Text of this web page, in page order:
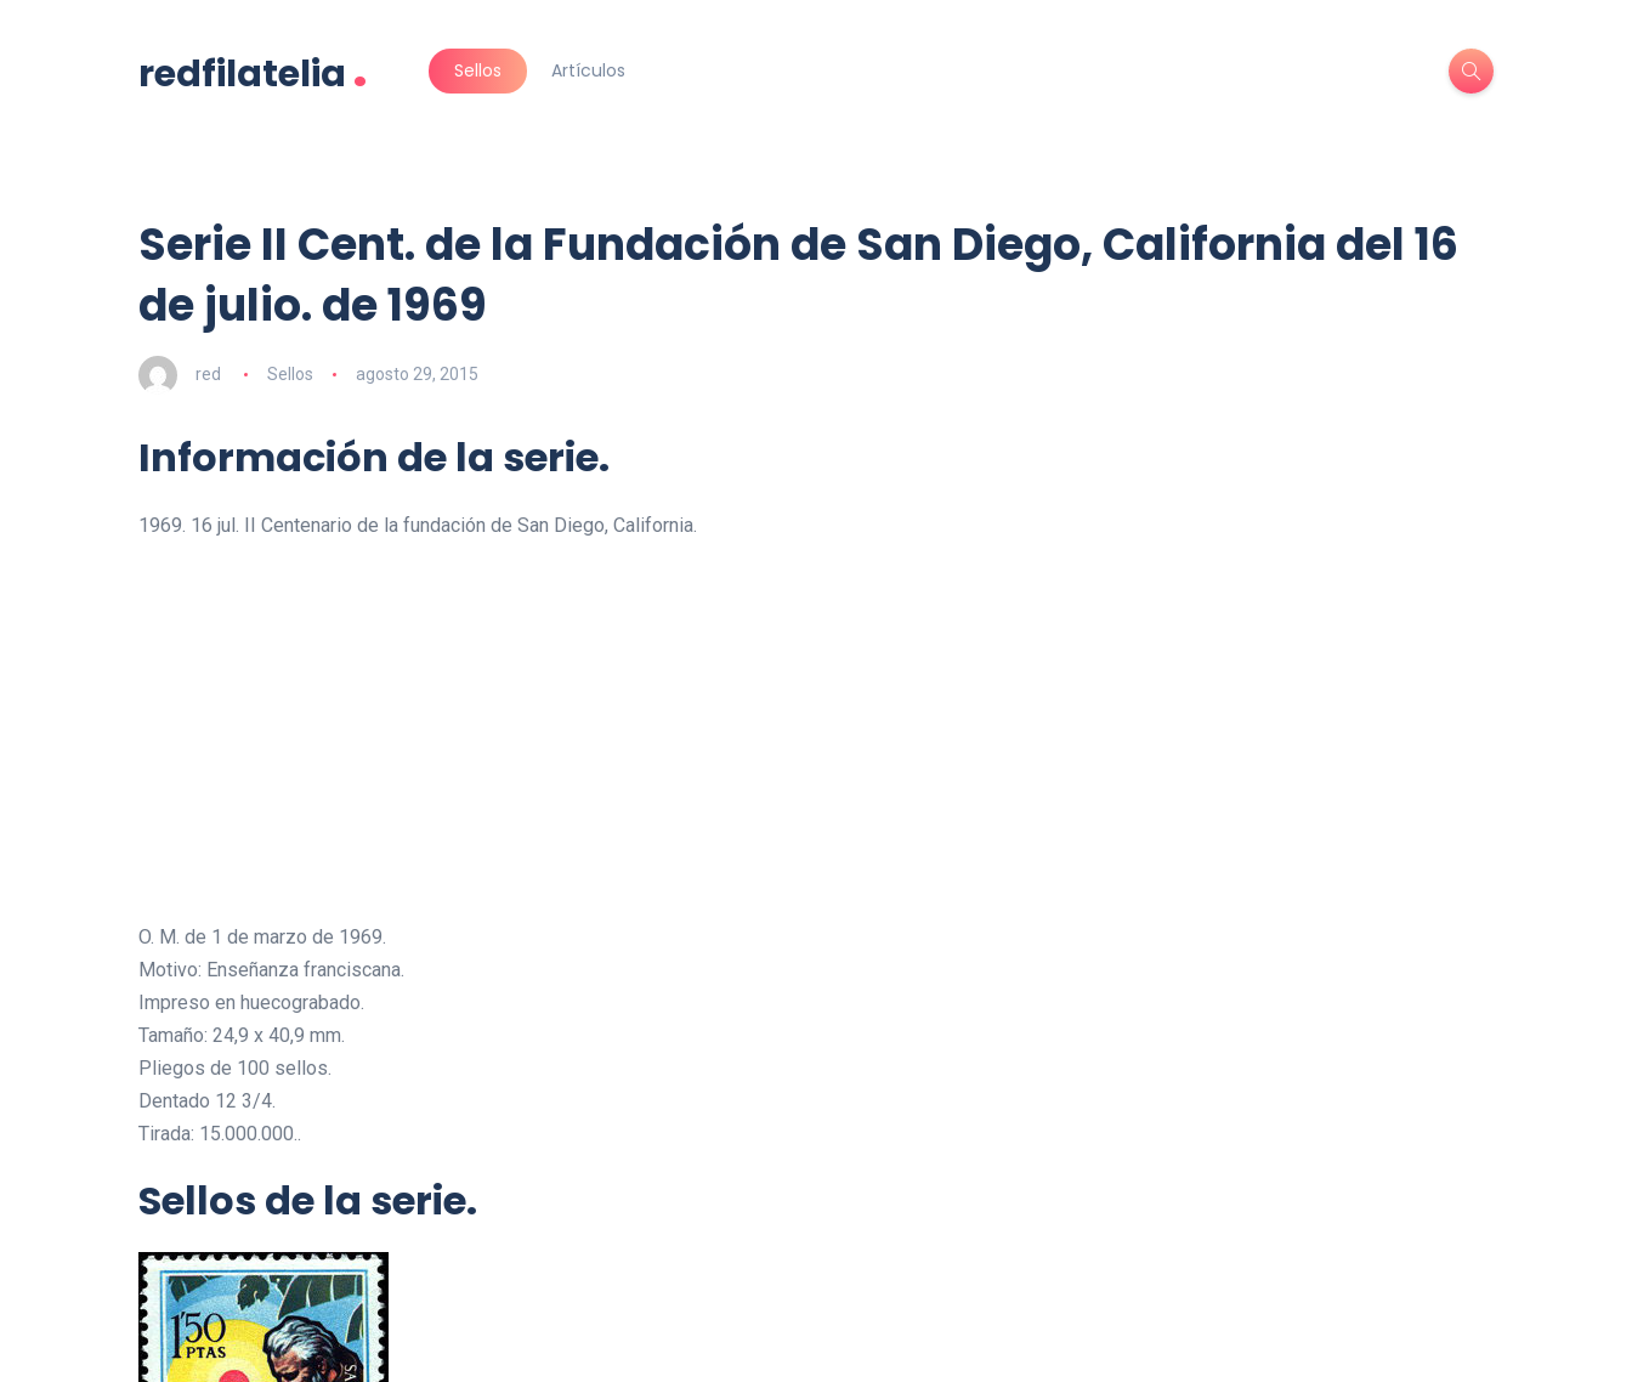
redfilatelia . Sellos Artículos
Serie II Cent. de la Fundación de San Diego, California del 16
de julio. de 1969
red Sellos agosto 29, 2015
Información de la serie.
1969. 16 jul. II Centenario de la fundación de San Diego, California.
O. M. de 1 de marzo de 1969.
Motivo: Enseñanza franciscana.
Impreso en huecograbado.
Tamaño: 24,9 x 40,9 mm.
Pliegos de 100 sellos.
Dentado 12 3/4.
Tirada: 15.000.000..
Sellos de la serie.